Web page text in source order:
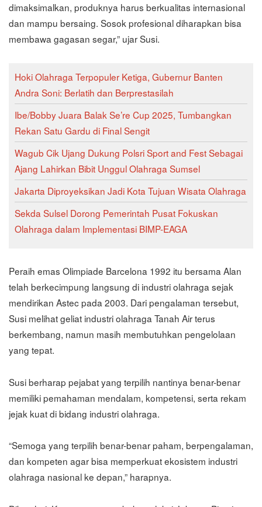
dimaksimalkan, produknya harus berkualitas internasional
dan mampu bersaing. Sosok profesional diharapkan bisa
membawa gagasan segar,” ujar Susi.
Hoki Olahraga Terpopuler Ketiga, Gubernur Banten
Andra Soni: Berlatih dan Berprestasilah
Ibe/Bobby Juara Balak Se’re Cup 2025, Tumbangkan
Rekan Satu Gardu di Final Sengit
Wagub Cik Ujang Dukung Polsri Sport and Fest Sebagai
Ajang Lahirkan Bibit Unggul Olahraga Sumsel
Jakarta Diproyeksikan Jadi Kota Tujuan Wisata Olahraga
Sekda Sulsel Dorong Pemerintah Pusat Fokuskan
Olahraga dalam Implementasi BIMP-EAGA
Peraih emas Olimpiade Barcelona 1992 itu bersama Alan
telah berkecimpung langsung di industri olahraga sejak
mendirikan Astec pada 2003. Dari pengalaman tersebut,
Susi melihat geliat industri olahraga Tanah Air terus
berkembang, namun masih membutuhkan pengelolaan
yang tepat.
Susi berharap pejabat yang terpilih nantinya benar-benar
memiliki pemahaman mendalam, kompetensi, serta rekam
jejak kuat di bidang industri olahraga.
“Semoga yang terpilih benar-benar paham, berpengalaman,
dan kompeten agar bisa memperkuat ekosistem industri
olahraga nasional ke depan,” harapnya.